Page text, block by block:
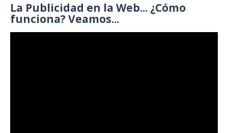
La Publicidad en la Web... ¿Cómo
funciona? Veamos...